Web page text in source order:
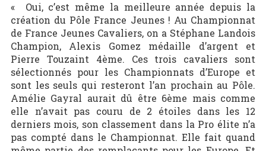
« Oui, c’est même la meilleure année depuis la
création du Pôle France Jeunes ! Au Championnat
de France Jeunes Cavaliers, on a Stéphane Landois
Champion, Alexis Gomez médaille d’argent et
Pierre Touzaint 4ème. Ces trois cavaliers sont
sélectionnés pour les Championnats d’Europe et
sont les seuls qui resteront l’an prochain au Pôle.
Amélie Gayral aurait dû être 6ème mais comme
elle n’avait pas couru de 2 étoiles dans les 12
derniers mois, son classement dans la Pro élite n’a
pas compté dans le Championnat. Elle fait quand